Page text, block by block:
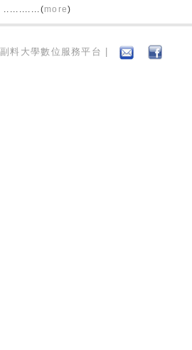
............(more)
副料大學數位服務平台 |